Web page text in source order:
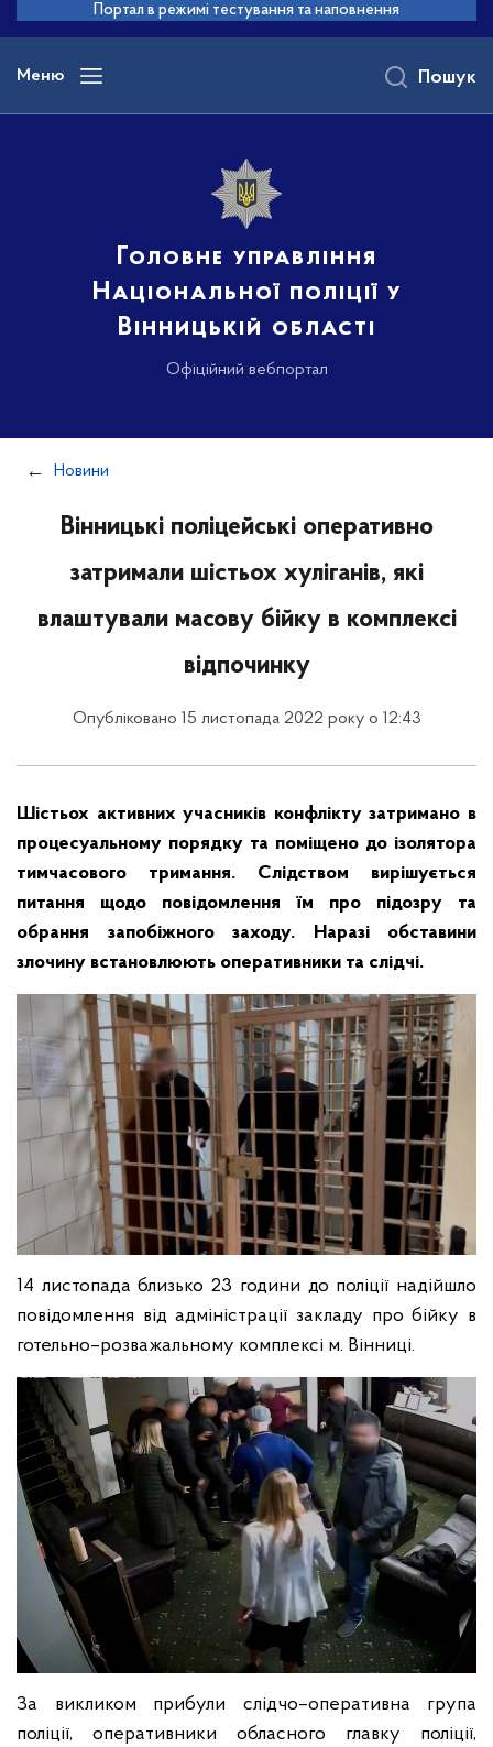
основного
вмісту
Портал в режимі тестування та наповнення
Меню
Головне управління
Національної поліції у
Вінницькій області
Офіційний вебпортал
Пошук
Новини
Вінницькі поліцейські оперативно
затримали шістьох хуліганів, які
влаштували масову бійку в комплексі
відпочинку
Опубліковано 15 листопада 2022 року о 12:43
Шістьох активних учасників конфлікту затримано в
процесуальному порядку та поміщено до ізолятора
тимчасового тримання. Слідством вирішується
питання щодо повідомлення їм про підозру та
обрання запобіжного заходу. Наразі обставини
злочину встановлюють оперативники та слідчі.
14 листопада близько 23 години до поліції надійшло
повідомлення від адміністрації закладу про бійку в
готельно–розважальному комплексі м. Вінниці.
За викликом прибули слідчо–оперативна група
поліції, оперативники обласного главку поліції,